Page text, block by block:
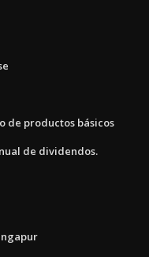
de productos básicos
de dividendos.